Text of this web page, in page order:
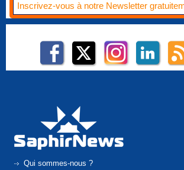
Qui sommes-nous ?